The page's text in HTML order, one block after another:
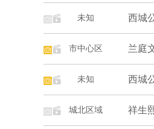
未知 西城
市中心区 兰庭
未知 西城
城北区域 祥生